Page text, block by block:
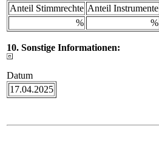
Anteil Stimmrechte Anteil Instrumente
%
%
10. Sonstige Informationen:
Datum
17.04.2025